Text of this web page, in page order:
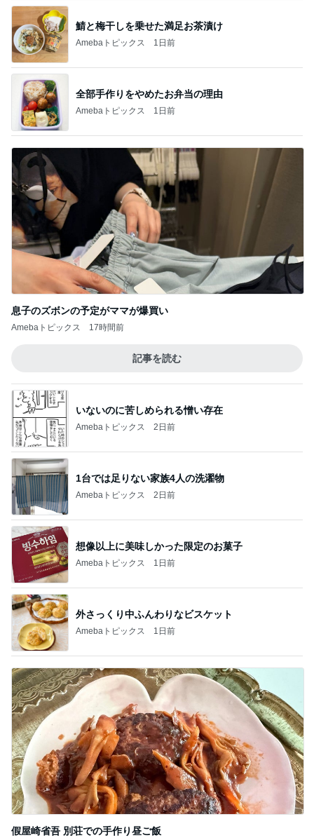
鯖と梅干しを乗せた満足お茶漬け
Amebaトピックス 1日前
全部手作りをやめたお弁当の理由
Amebaトピックス 1日前
息子のズボンの予定がママが爆買い
Amebaトピックス 17時間前
記事を読む
いないのに苦しめられる憎い存在
Amebaトピックス 2日前
1台では足りない家族4人の洗濯物
Amebaトピックス 2日前
想像以上に美味しかった限定のお菓子
Amebaトピックス 1日前
外さっくり中ふんわりなビスケット
Amebaトピックス 1日前
假屋崎省吾 別荘での手作り昼ご飯